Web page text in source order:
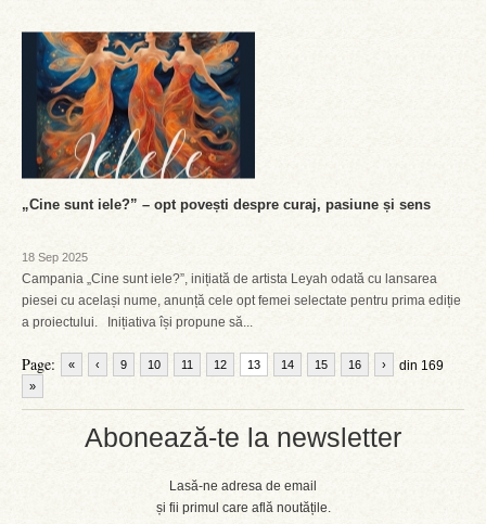
Abonează-te la newsletter
Lasă-ne adresa de email
și fii primul care află noutățile.
„Cine sunt iele?” – opt povești despre curaj, pasiune și sens
18 Sep 2025
Campania „Cine sunt iele?”, inițiată de artista Leyah odată cu lansarea
piesei cu același nume, anunță cele opt femei selectate pentru prima ediție
a proiectului. Inițiativa își propune să...
Page: « ‹ 9 10 11 12 13 14 15 16 din 169
›
»